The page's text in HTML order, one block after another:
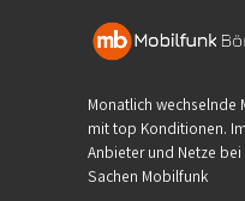
Monatlich wechselnde
mit top Konditionen.
Anbieter und Netze
Sachen Mobilfunk